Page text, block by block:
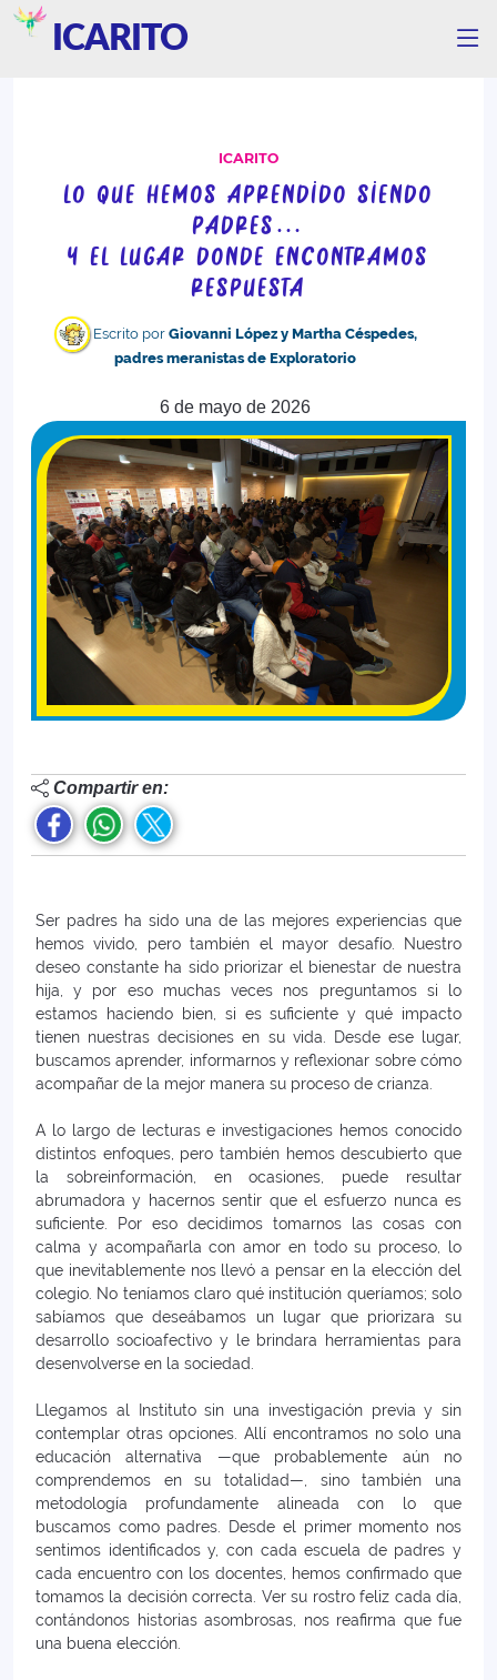
ICARITO
ICARITO
LO QUE HEMOS APRENDIDO SIENDO
PADRES…
Y EL LUGAR DONDE ENCONTRAMOS
RESPUESTA
Escrito por Giovanni López y Martha Céspedes,
padres meranistas de Exploratorio
6 de mayo de 2026
Compartir en:
Ser padres ha sido una de las mejores experiencias que
hemos vivido, pero también el mayor desafío. Nuestro
deseo constante ha sido priorizar el bienestar de nuestra
hija, y por eso muchas veces nos preguntamos si lo
estamos haciendo bien, si es suficiente y qué impacto
tienen nuestras decisiones en su vida. Desde ese lugar,
buscamos aprender, informarnos y reflexionar sobre cómo
acompañar de la mejor manera su proceso de crianza.
A lo largo de lecturas e investigaciones hemos conocido
distintos enfoques, pero también hemos descubierto que
la sobreinformación, en ocasiones, puede resultar
abrumadora y hacernos sentir que el esfuerzo nunca es
suficiente. Por eso decidimos tomarnos las cosas con
calma y acompañarla con amor en todo su proceso, lo
que inevitablemente nos llevó a pensar en la elección del
colegio. No teníamos claro qué institución queríamos; solo
sabíamos que deseábamos un lugar que priorizara su
desarrollo socioafectivo y le brindara herramientas para
desenvolverse en la sociedad.
Llegamos al Instituto sin una investigación previa y sin
contemplar otras opciones. Allí encontramos no solo una
educación alternativa —que probablemente aún no
comprendemos en su totalidad—, sino también una
metodología profundamente alineada con lo que
buscamos como padres. Desde el primer momento nos
sentimos identificados y, con cada escuela de padres y
cada encuentro con los docentes, hemos confirmado que
tomamos la decisión correcta. Ver su rostro feliz cada día,
contándonos historias asombrosas, nos reafirma que fue
una buena elección.